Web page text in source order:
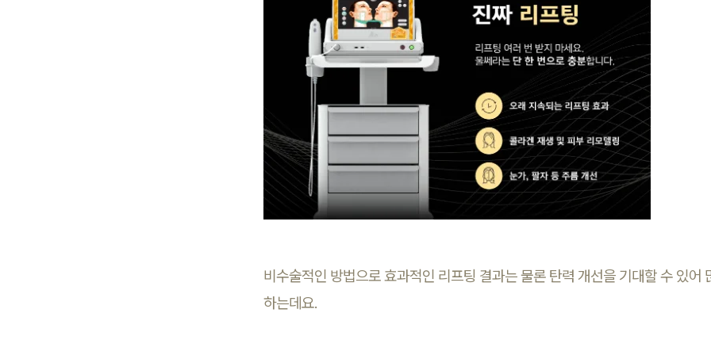
비수술적인 방법으로 효과적인 리프팅 결과는 물론 탄력 개선을 기대할 수 있어
하는데요.